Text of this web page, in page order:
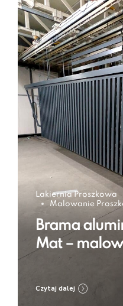
Lakiernia Proszkowa
Malowanie
Brama
Mat –
Czytaj dalej